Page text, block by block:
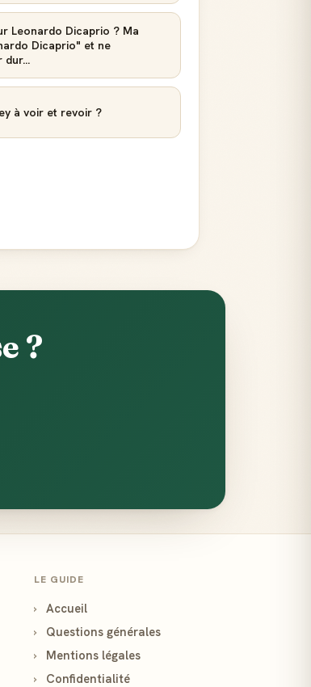
Leonardo Dicaprio ? Ma
Dicaprio" et ne
dur...
à voir et revoir ?
?
LE GUIDE
›
Accueil
›
Questions générales
›
Mentions légales
›
Confidentialité